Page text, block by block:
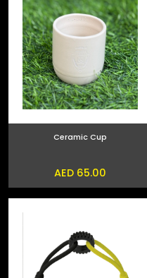
Ceramic Cup
AED 65.00